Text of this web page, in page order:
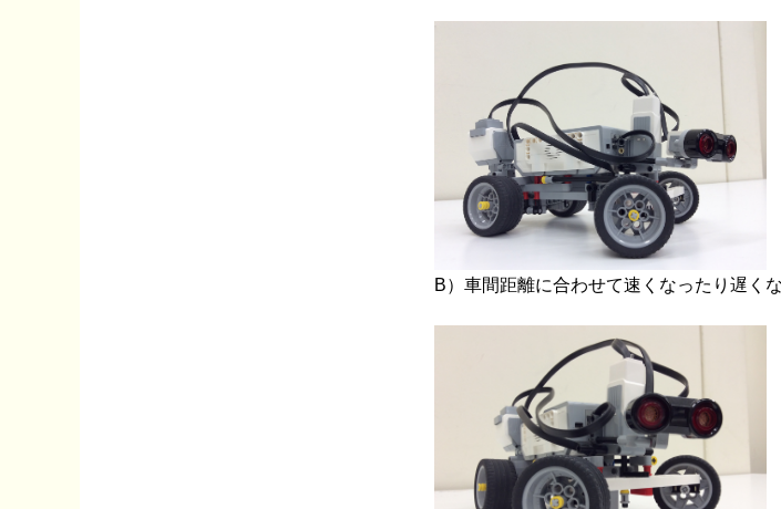
B）車間距離に合わせて速くなったり遅く